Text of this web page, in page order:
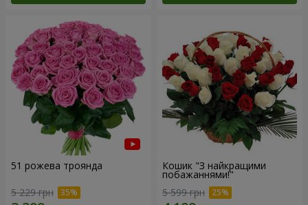
51 рожева троянда
5 229 грн
Кошик "З найкращими
побажаннями!"
5 599 грн